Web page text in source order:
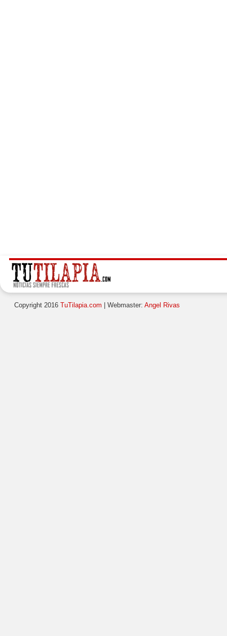
Copyright 2016 TuTilapia.com | Webmaster: Angel Rivas